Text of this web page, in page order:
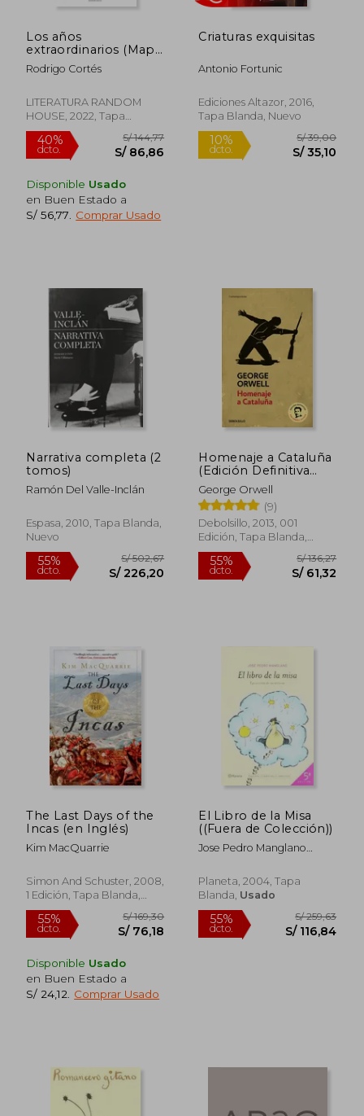
Los años
extraordinarios (Mapa
de las lenguas)
Rodrigo Cortés
LITERATURA RANDOM
HOUSE, 2022, Tapa
Blanda, Nuevo
dcto. S/ 86,86
Disponible Usado
en Buen Estado a
S/ 56,77
Comprar Usado
Criaturas exquisitas
Antonio Fortunic
Ediciones Altazor, 2016,
Tapa Blanda, Nuevo
dcto.
Rápido
Narrativa completa (2
tomos)
Ramón Del Valle-Inclán
Espasa, 2010, Tapa Blanda,
Nuevo
55%
dcto.
S/ 502,67
S/ 226,20
Homenaje a Cataluña
(Edición Definitiva
Avalada Por the
Orwell Estate) /
Homage to Catalonia.
(Definitive Text
Endorsed by the
George Orwell
(9)
Debolsillo, 2013, 001
Edición, Tapa Blanda,
Nuevo
55%
dcto.
The Last Days of the
Incas (en Inglés)
Kim MacQuarrie
Simon And Schuster, 2008,
1 Edición, Tapa Blanda,
Nuevo
Disponible Usado
en Buen Estado a
S/ 24,12
Comprar Usado
El Libro de la Misa
((Fuera de Colección))
Jose Pedro Manglano
Planeta, 2004, Tapa
Blanda, Usado